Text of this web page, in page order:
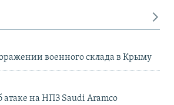
военного склада в Крыму
атаке на НПЗ Saudi Aramco